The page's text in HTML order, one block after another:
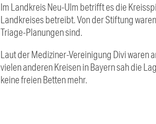
Im Landkreis Neu-Ulm betrifft es die
Landkreises betreibt. Von der Stiftung
Triage-Planungen sind.
Laut der Mediziner-Vereinigung Divi waren
vielen anderen Kreisen in Bayern sah die
keine freien Betten mehr.